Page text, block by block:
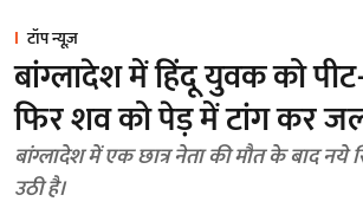
टॉप न्यूज़
बांग्लादेश में हिंदू युवक को
फिर शव को पेड़ में टांग कर
बांग्लादेश में एक छात्र नेता की मौत के बाद नये
उठी है।